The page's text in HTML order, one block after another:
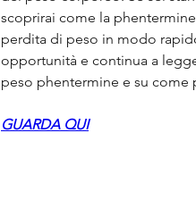
scoprirai come la
perdita di peso in modo
opportunità e continua a
peso phentermine e su come
GUARDA QUI